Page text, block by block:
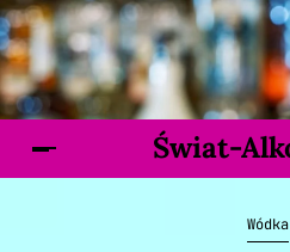
Świat-
Wódka